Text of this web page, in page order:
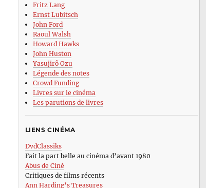
Fritz Lang
Ernst Lubitsch
John Ford
Raoul Walsh
Howard Hawks
John Huston
Yasujirô Ozu
Légende des notes
Crowd Funding
Livres sur le cinéma
Les parutions de livres
LIENS CINÉMA
DvdClassiks
Fait la part belle au cinéma d’avant 1980
Abus de Ciné
Critiques de films récents
Ann Harding’s Treasures